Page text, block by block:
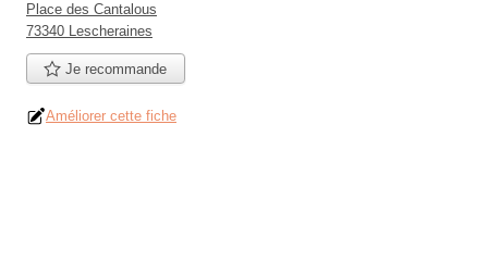
Place des Cantalous
73340 Lescheraines
Je recommande
Améliorer cette fiche